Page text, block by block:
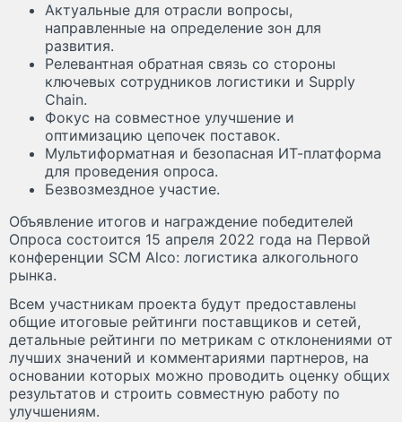
Актуальные для отрасли вопросы,
направленные на определение зон для
развития.
Релевантная обратная связь со стороны
ключевых сотрудников логистики и Supply
Chain.
Фокус на совместное улучшение и
оптимизацию цепочек поставок.
Мультиформатная и безопасная ИТ-платформа
для проведения опроса.
Безвозмездное участие.
Объявление итогов и награждение победителей
Опроса состоится 15 апреля 2022 года на Первой
конференции SCM Alco: логистика алкогольного
рынка.
Всем участникам проекта будут предоставлены
общие итоговые рейтинги поставщиков и сетей,
детальные рейтинги по метрикам с отклонениями от
лучших значений и комментариями партнеров, на
основании которых можно проводить оценку общих
результатов и строить совместную работу по
улучшениям.